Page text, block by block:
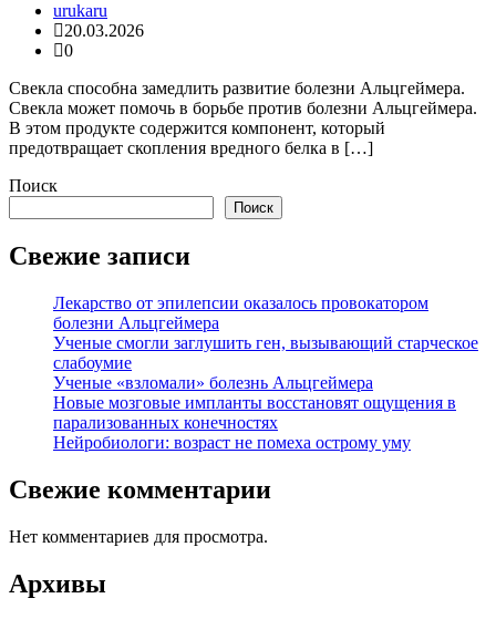
urukaru
20.03.2026
0
Свекла способна замедлить развитие болезни Альцгеймера.
Свекла может помочь в борьбе против болезни Альцгеймера.
В этом продукте содержится компонент, который
предотвращает скопления вредного белка в […]
Поиск
Поиск
Свежие записи
Лекарство от эпилепсии оказалось провокатором
болезни Альцгеймера
Ученые смогли заглушить ген, вызывающий старческое
слабоумие
Ученые «взломали» болезнь Альцгеймера
Новые мозговые импланты восстановят ощущения в
парализованных конечностях
Нейробиологи: возраст не помеха острому уму
Свежие комментарии
Нет комментариев для просмотра.
Архивы